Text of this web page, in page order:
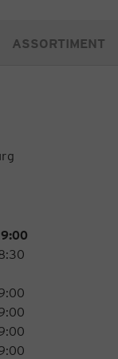
ASSORTIMENT